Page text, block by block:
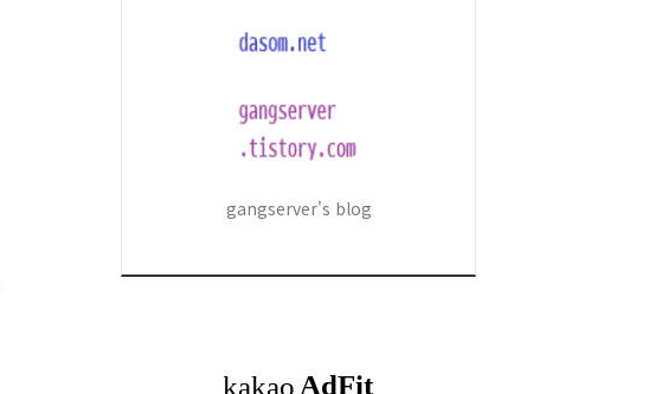
gangserver's blog